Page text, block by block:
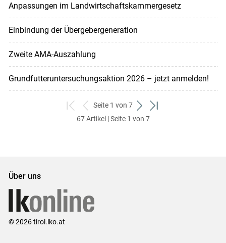
Anpassungen im Landwirtschaftskammergesetz
Einbindung der Übergebergeneration
Zweite AMA-Auszahlung
Grundfutteruntersuchungsaktion 2026 – jetzt anmelden!
zum
ersten
zurück
zum
Seite 1 von 7
weiter
zum
zum
67 Artikel | Seite 1 von 7
Über uns
© 2026 tirol.lko.at